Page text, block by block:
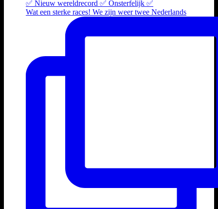
Wat een sterke races! We zijn weer twee Nederlands